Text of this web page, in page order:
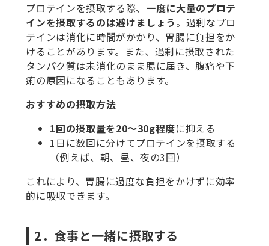
プロテインを摂取する際、 一度に大量のプロテ
インを摂取するのは避けましょう 。過剰なプロ
テインは消化に時間がかかり、胃腸に負担をか
けることがあります。また、過剰に摂取された
タンパク質は未消化のまま腸に届き、腹痛や下
痢の原因になることもあります。
おすすめの摂取方法
1回の摂取量を20～30g程度に抑える
1日に数回に分けてプロテインを摂取する
（例えば、朝、昼、夜の3回）
これにより、胃腸に過度な負担をかけずに効率
的に吸収できます。
2．食事と一緒に摂取する